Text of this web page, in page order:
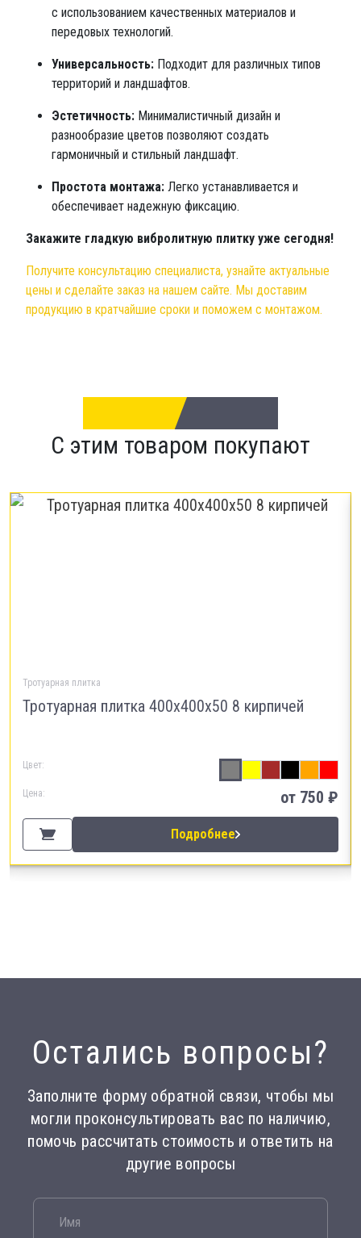
с использованием качественных материалов и
передовых технологий.
Универсальность: Подходит для различных типов
территорий и ландшафтов.
Эстетичность: Минималистичный дизайн и
разнообразие цветов позволяют создать
гармоничный и стильный ландшафт.
Простота монтажа: Легко устанавливается и
обеспечивает надежную фиксацию.
Закажите гладкую вибролитную плитку уже сегодня!
Получите консультацию специалиста, узнайте актуальные
цены и сделайте заказ на нашем сайте. Мы доставим
продукцию в кратчайшие сроки и поможем с монтажом.
С этим товаром покупают
Тротуарная плитка
Тротуарная плитка 400х400х50 8 кирпичей
Цвет:
Цена: от 750 ₽
Подробнее
Остались вопросы?
Заполните форму обратной связи, чтобы мы
могли проконсультировать вас по наличию,
помочь рассчитать стоимость и ответить на
другие вопросы